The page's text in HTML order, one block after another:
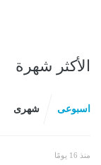
الأكثر شهرة
اسبوعى شهرى
منذ 16 يومًا